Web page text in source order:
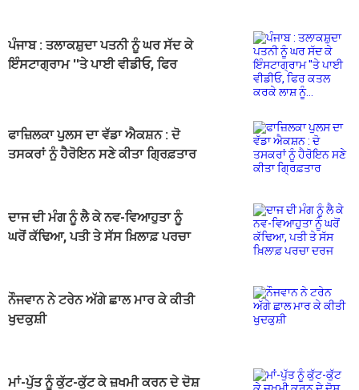
ਪੰਜਾਬ : ਤਲਾਕਸ਼ੁਦਾ ਪਤਨੀ ਨੂੰ ਘਰ ਸੱਦ ਕੇ
ਇੰਸਟਾਗ੍ਰਾਮ ''ਤੇ ਪਾਈ ਵੀਡੀਓ, ਫਿਰ
ਫਾਜ਼ਿਲਕਾ ਪੁਲਸ ਦਾ ਵੱਡਾ ਐਕਸ਼ਨ : ਦੋ
ਤਸਕਰਾਂ ਨੂੰ ਹੈਰੋਇਨ ਸਣੇ ਕੀਤਾ ਗ੍ਰਿਫ਼ਤਾਰ
ਦਾਜ ਦੀ ਮੰਗ ਨੂੰ ਲੈ ਕੇ ਨਵ-ਵਿਆਹੁਤਾ ਨੂੰ
ਘਰੋਂ ਕੱਢਿਆ, ਪਤੀ ਤੇ ਸੱਸ ਖ਼ਿਲਾਫ਼ ਪਰਚਾ
ਨੌਜਵਾਨ ਨੇ ਟਰੇਨ ਅੱਗੇ ਛਾਲ ਮਾਰ ਕੇ ਕੀਤੀ
ਖੁਦਕੁਸ਼ੀ
ਮਾਂ-ਪੁੱਤ ਨੂੰ ਕੁੱਟ-ਕੁੱਟ ਕੇ ਜ਼ਖਮੀ ਕਰਨ ਦੇ ਦੋਸ਼